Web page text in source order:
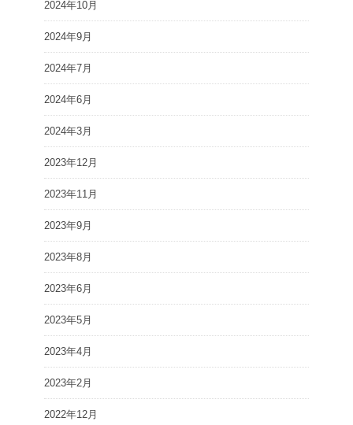
2024年10月
2024年9月
2024年7月
2024年6月
2024年3月
2023年12月
2023年11月
2023年9月
2023年8月
2023年6月
2023年5月
2023年4月
2023年2月
2022年12月